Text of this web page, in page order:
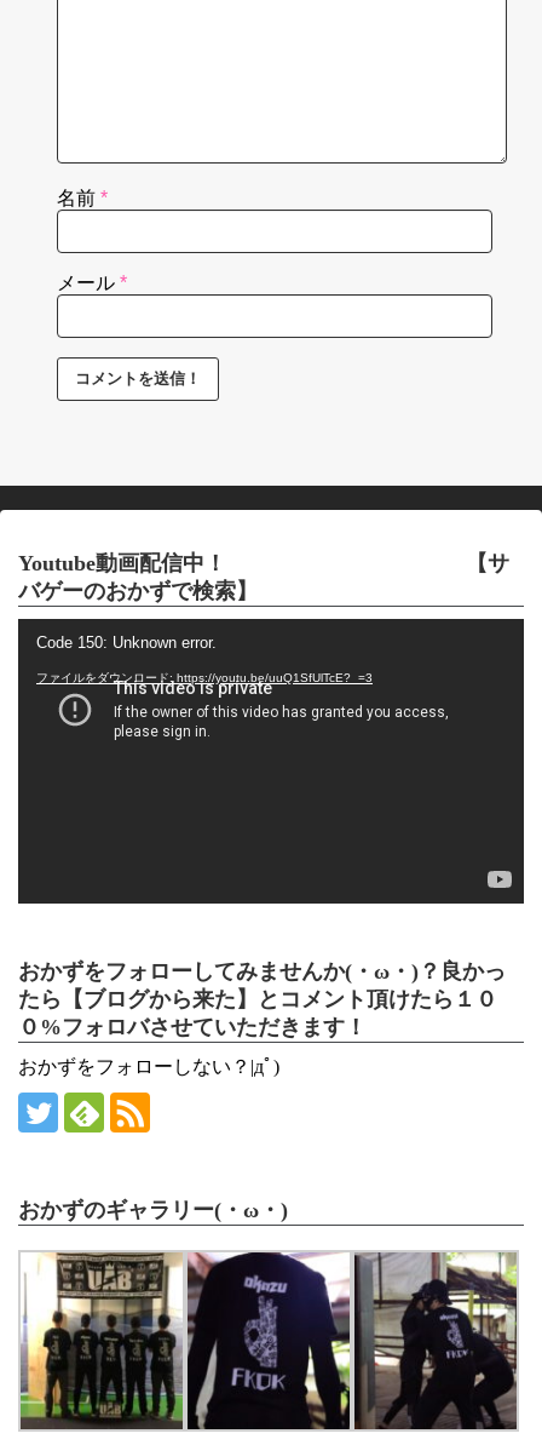
名前 *
メール *
Youtube動画配信中！ 【サ
バゲーのおかずで検索】
Code 150: Unknown error.
ファイルをダウンロード: https://youtu.be/uuQ1SfUlTcE?_=3
おかずをフォローしてみませんか(・ω・)？良かっ
たら【ブログから来た】とコメント頂けたら１０
０%フォロバさせていただきます！
おかずをフォローしない？|дﾟ)
おかずのギャラリー(・ω・)